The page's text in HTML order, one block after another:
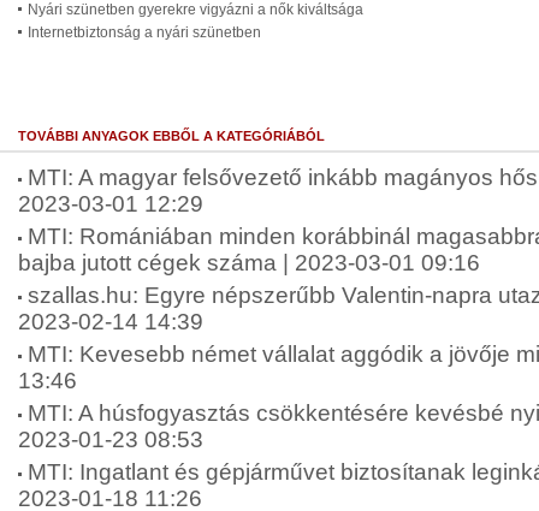
Nyári szünetben gyerekre vigyázni a nők kiváltsága
Internetbiztonság a nyári szünetben
TOVÁBBI ANYAGOK EBBŐL A KATEGÓRIÁBÓL
MTI: A magyar felsővezető inkább magányos
2023-03-01 12:29
MTI: Romániában minden korábbinál
bajba jutott cégek száma | 2023-03-01 09:16
szallas.hu: Egyre népszerűbb Valentin-napra
2023-02-14 14:39
MTI: Kevesebb német vállalat aggódik a jövője
13:46
MTI: A húsfogyasztás csökkentésére kevésbé
2023-01-23 08:53
MTI: Ingatlant és gépjárművet biztosítanak
2023-01-18 11:26